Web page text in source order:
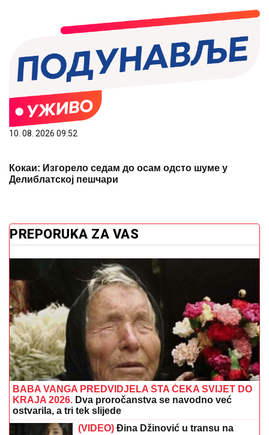
10. 08. 2026 09:52
Кокаи: Изгорело седам до осам одсто шуме у
BABA VANGA PREDVIDJELA ŠTA ČEKA SVIJET DO
KRAJA 2026.
Dva proročanstva se navodno već
ostvarila, a tri tek slijede
(VIDEO)Đina Džinović u transu na
Cecinom koncertu: Pala na koljena
pred drugaricom, a haljina sa
prorezima izazvala lavinu